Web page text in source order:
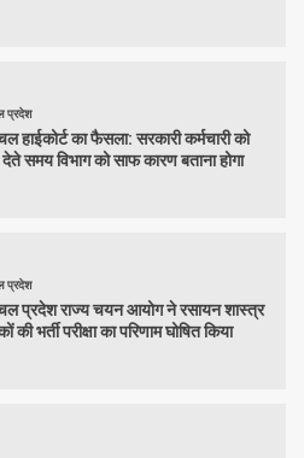
प्रदेश
हाईकोर्ट का फैसला: सरकारी कर्मचारी को
समय विभाग को साफ कारण बताना होगा
प्रदेश
प्रदेश राज्य चयन आयोग ने रसायन शास्त्र
की भर्ती परीक्षा का परिणाम घोषित किया